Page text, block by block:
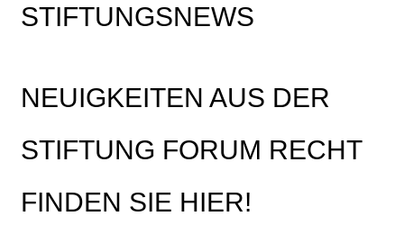
STIFTUNGSNEWS
NEUIGKEITEN AUS DER
STIFTUNG FORUM RECHT
FINDEN SIE HIER!